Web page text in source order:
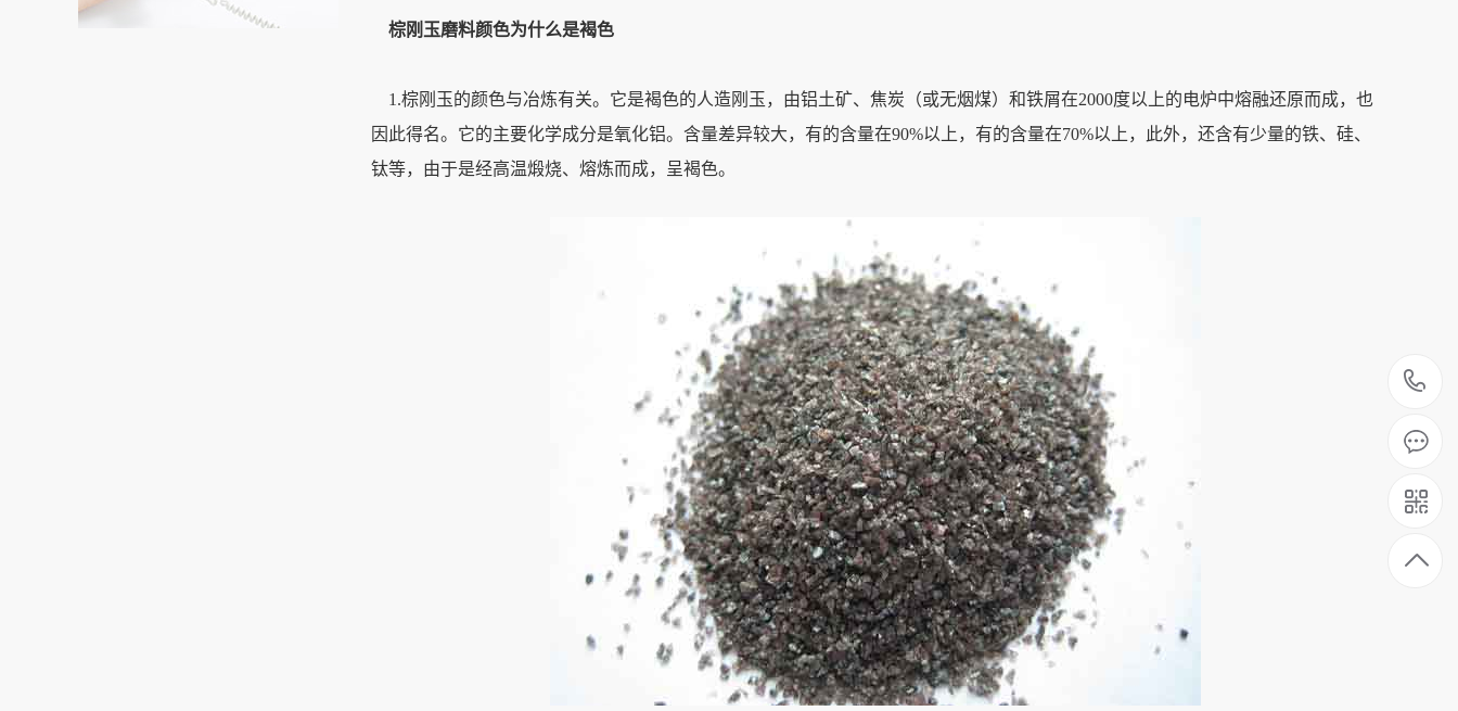
棕刚玉磨料颜色为什么是褐色
1.棕刚玉的颜色与冶炼有关。它是褐色的人造刚玉，由铝土矿、焦炭（或无烟煤）和铁屑在2000度以上的电炉中熔融还原而成，也
因此得名。它的主要化学成分是氧化铝。含量差异较大，有的含量在90%以上，有的含量在70%以上，此外，还含有少量的铁、硅、
钛等，由于是经高温煅烧、熔炼而成，呈褐色。